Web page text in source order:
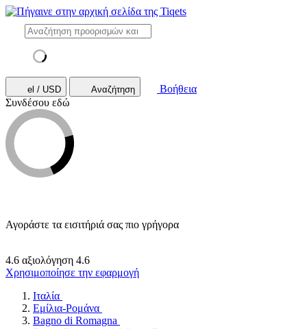
el / USD Αναζήτηση
Βοήθεια
Συνδέσου εδώ
Αγοράστε τα εισιτήριά σας πιο γρήγορα
4.6 αξιολόγηση 4.6
Χρησιμοποίησε την εφαρμογή
Ιταλία
Εμίλια-Ρομάνα
Bagno di Romagna